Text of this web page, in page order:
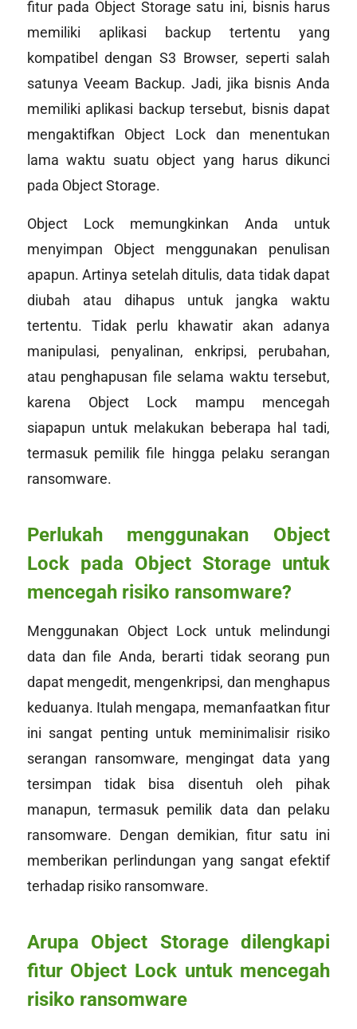
fitur pada Object Storage satu ini, bisnis harus
memiliki aplikasi backup tertentu yang
kompatibel dengan S3 Browser, seperti salah
satunya Veeam Backup. Jadi, jika bisnis Anda
memiliki aplikasi backup tersebut, bisnis dapat
mengaktifkan Object Lock dan menentukan
lama waktu suatu object yang harus dikunci
pada Object Storage.
Object Lock memungkinkan Anda untuk
menyimpan Object menggunakan penulisan
apapun. Artinya setelah ditulis, data tidak dapat
diubah atau dihapus untuk jangka waktu
tertentu. Tidak perlu khawatir akan adanya
manipulasi, penyalinan, enkripsi, perubahan,
atau penghapusan file selama waktu tersebut,
karena Object Lock mampu mencegah
siapapun untuk melakukan beberapa hal tadi,
termasuk pemilik file hingga pelaku serangan
ransomware.
Perlukah menggunakan Object
Lock pada Object Storage untuk
mencegah risiko ransomware?
Menggunakan Object Lock untuk melindungi
data dan file Anda, berarti tidak seorang pun
dapat mengedit, mengenkripsi, dan menghapus
keduanya. Itulah mengapa, memanfaatkan fitur
ini sangat penting untuk meminimalisir risiko
serangan ransomware, mengingat data yang
tersimpan tidak bisa disentuh oleh pihak
manapun, termasuk pemilik data dan pelaku
ransomware. Dengan demikian, fitur satu ini
memberikan perlindungan yang sangat efektif
terhadap risiko ransomware.
Arupa Object Storage dilengkapi
fitur Object Lock untuk mencegah
risiko ransomware